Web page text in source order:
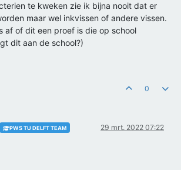
te kweken zie ik bijna nooit dat er
maar wel inkvissen of andere vissen.
af of dit een proef is die op school
dit aan de school?)
0
PWS TU DELFT TEAM 29 mrt. 2022 07:22